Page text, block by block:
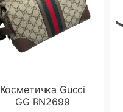
Косметичка Gucci
GG RN2699